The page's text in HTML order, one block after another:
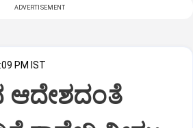
ADVERTISEMENT
PM IST
ಆದೇಶದಂತೆ